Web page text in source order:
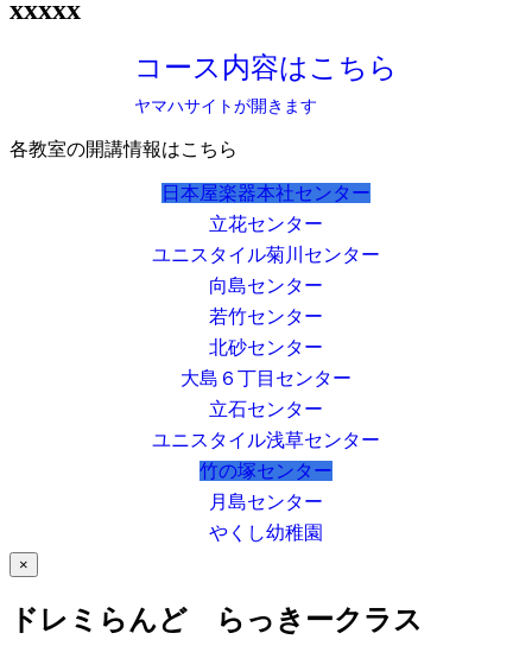
xxxxx
コース内容はこちら
ヤマハサイトが開きます
各教室の開講情報はこちら
日本屋楽器本社センター
立花センター
ユニスタイル菊川センター
向島センター
若竹センター
北砂センター
大島６丁目センター
立石センター
ユニスタイル浅草センター
竹の塚センター
月島センター
やくし幼稚園
×
ドレミらんど らっきークラス